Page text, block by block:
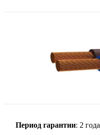
Период гарантии: 2 года